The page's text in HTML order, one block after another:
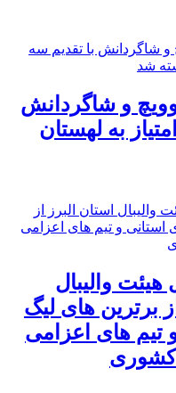
و شاگردانش
به لهستان
والیبال
برترین های لیگ
تیم های اعزامی
کشوری